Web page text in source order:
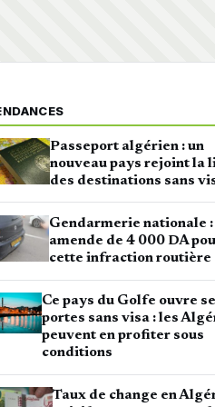
Passeport algérien : un
nouveau pays rejoint la
des destinations sans
Gendarmerie nationale :
amende de 4 000 DA
cette infraction routière
Ce pays du Golfe ouvre
portes sans visa : les
peuvent en profiter sous
conditions
Taux de change en